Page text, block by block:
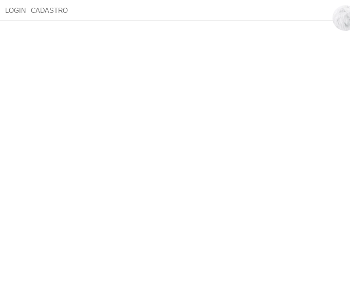
LOGIN CADASTRO